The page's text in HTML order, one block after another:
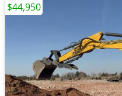
$44,950